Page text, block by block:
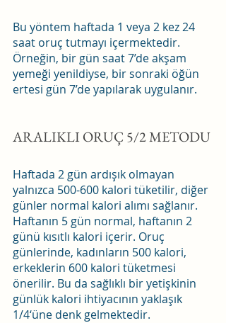
Bu yöntem haftada 1 veya 2 kez 24
saat oruç tutmayı içermektedir.
Örneğin, bir gün saat 7’de akşam
yemeği yenildiyse, bir sonraki öğün
ertesi gün 7’de yapılarak uygulanır.
ARALIKLI ORUÇ 5/2 METODU
Haftada 2 gün ardışık olmayan
yalnızca 500-600 kalori tüketilir, diğer
günler normal kalori alımı sağlanır.
Haftanın 5 gün normal, haftanın 2
günü kısıtlı kalori içerir. Oruç
günlerinde, kadınların 500 kalori,
erkeklerin 600 kalori tüketmesi
önerilir. Bu da sağlıklı bir yetişkinin
günlük kalori ihtiyacının yaklaşık
1/4‘üne denk gelmektedir.